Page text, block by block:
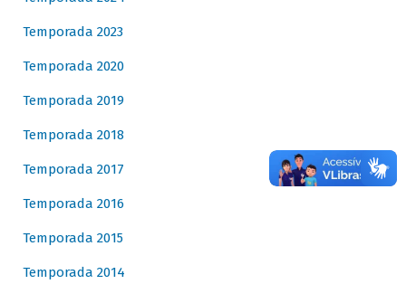
Temporada 2023
Temporada 2020
Temporada 2019
Temporada 2018
Temporada 2017
Temporada 2016
Temporada 2015
Temporada 2014